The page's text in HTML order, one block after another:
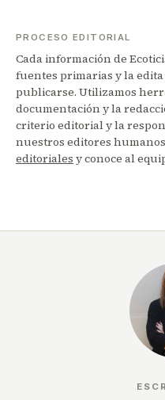
PROCESO EDITORIAL
Cada información de
fuentes primarias y la
publicarse. Utilizamos
documentación y la
criterio editorial y la
nuestros editores
editoriales y conoce al